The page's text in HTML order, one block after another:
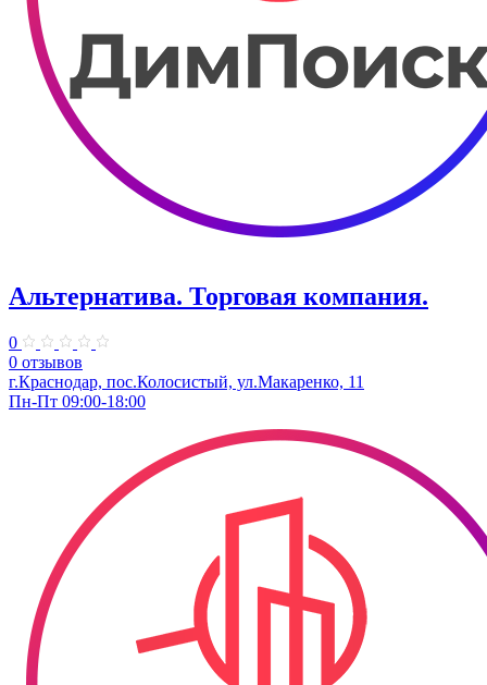
Альтернатива. Торговая компания.
0
0 отзывов
г.Краснодар, пос.Колосистый, ул.Макаренко, 11
Пн-Пт 09:00-18:00